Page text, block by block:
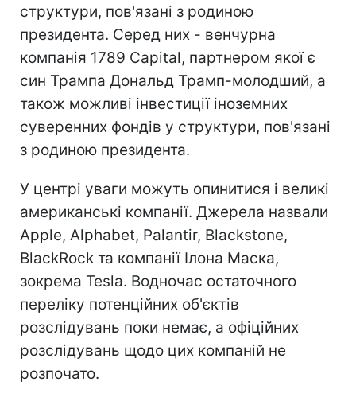
структури, пов'язані з родиною
президента. Серед них - венчурна
компанія 1789 Capital, партнером якої є
син Трампа Дональд Трамп-молодший, а
також можливі інвестиції іноземних
суверенних фондів у структури, пов'язані
з родиною президента.
У центрі уваги можуть опинитися і великі
американські компанії. Джерела назвали
Apple, Alphabet, Palantir, Blackstone,
BlackRock та компанії Ілона Маска,
зокрема Tesla. Водночас остаточного
переліку потенційних об'єктів
розслідувань поки немає, а офіційних
розслідувань щодо цих компаній не
розпочато.